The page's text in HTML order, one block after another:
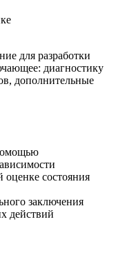
для разработки
диагностику
дополнительные
состояния
заключения
действий